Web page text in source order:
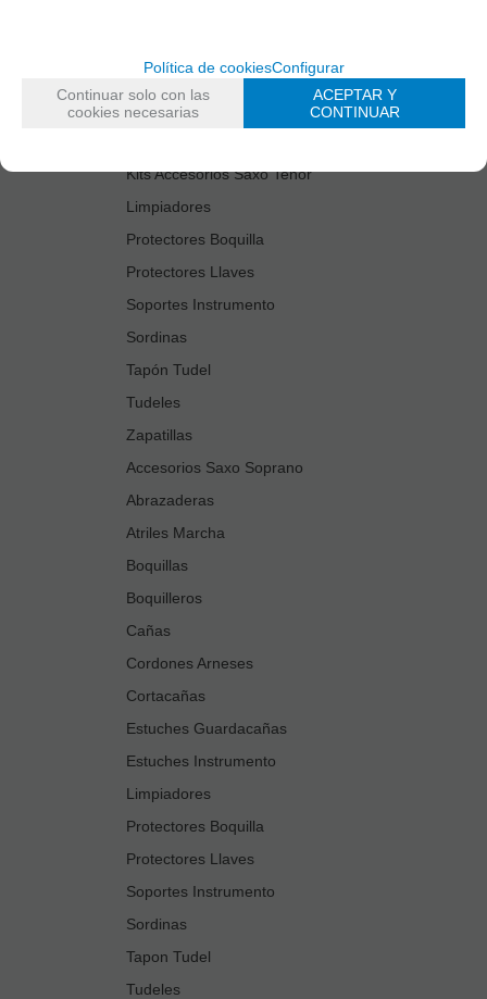
Estuches Guardacañas
Estuches Instrumento
Kits Accesorios Saxo Tenor
Limpiadores
Protectores Boquilla
Protectores Llaves
Soportes Instrumento
Sordinas
Tapón Tudel
Tudeles
Zapatillas
Accesorios Saxo Soprano
Abrazaderas
Atriles Marcha
Boquillas
Boquilleros
Cañas
Cordones Arneses
Cortacañas
Estuches Guardacañas
Estuches Instrumento
Limpiadores
Protectores Boquilla
Protectores Llaves
Soportes Instrumento
Sordinas
Tapon Tudel
Tudeles
Política de cookiesConfigurar
Continuar solo con las
cookies necesarias
ACEPTAR Y
CONTINUAR